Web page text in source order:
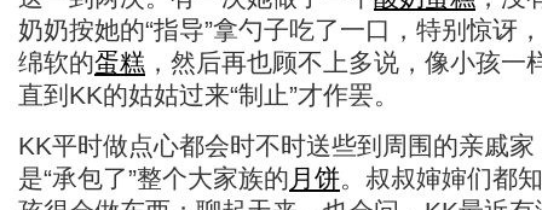
奶奶按她的“指导”拿勺子吃了一口，特别惊讶
绵软的蛋糕 ，然后再也顾不上多说，像小孩一
直到KK的姑姑过来“制止”才作罢。
KK平时做点心都会时不时送些到周围的亲戚
是“承包了”整个大家族的 月饼。叔叔婶婶们都